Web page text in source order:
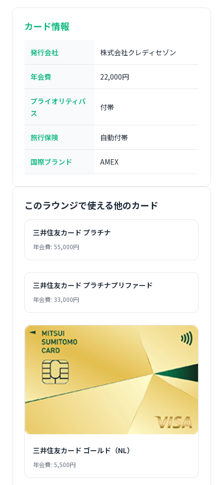
カード情報
発行会社 株式会社クレディセゾン
年会費 22,000円
プライオリティパ
ス
付帯
旅行保険 自動付帯
国際ブランド AMEX
このラウンジで使える他のカード
三井住友カード プラチナ
年会費: 55,000円
三井住友カード プラチナプリファード
年会費: 33,000円
三井住友カード ゴールド（NL）
年会費: 5,500円